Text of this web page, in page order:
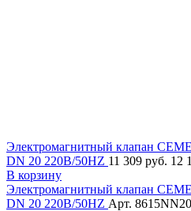
Электромагнитный клапан
DN 20 220В/50HZ 11 309 руб. 12
В корзину
Электромагнитный клапан
DN 20 220В/50HZ Арт.